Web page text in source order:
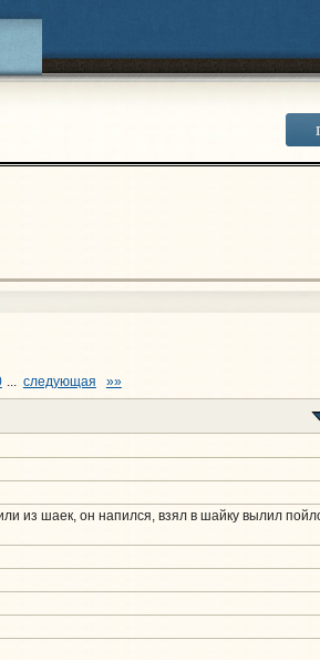
... следующая »»
из шаек, он напился, взял в шайку вылил